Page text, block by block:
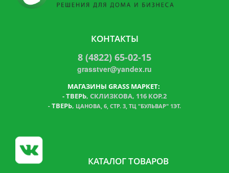
КОНТАКТЫ
8 (4822) 65-02-15
grasstver@yandex.ru
МАГАЗИНЫ GRASS МАРКЕТ:
-ТВЕРЬ, СКЛИЗКОВА, 116 КОР.2
- ТВЕРЬ, ЦАНОВА, 6, СТР. 3, ТЦ "БУЛЬВАР" 1ЭТ.
КАТАЛОГ ТОВАРОВ